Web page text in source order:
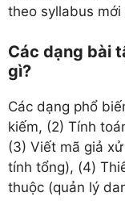
theo syllabus mới
Các dạng bài
gì?
Các dạng phổ
kiếm, (2) Tính
(3) Viết mã giả
tính tổng), (4)
thuộc (quản lý